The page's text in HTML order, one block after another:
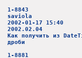
1-8843
saviola
2002-01-17 15:40
2002.02.04
Как получить из
дроби
1-8881